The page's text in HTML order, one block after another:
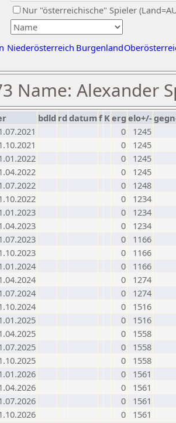
Nur "österreichische" Spieler
Niederösterreich Burgenland
Name: Alexander
bdld rd datumf Kerg elo+/-
0
1245
0
1245
0
1245
0
1245
0
1248
0
1234
0
1234
0
1234
0
1166
0
1166
0
1166
0
1274
0
1274
0
1516
0
1516
0
1558
0
1558
0
1558
0
1561
0
1561
0
1561
0 1561